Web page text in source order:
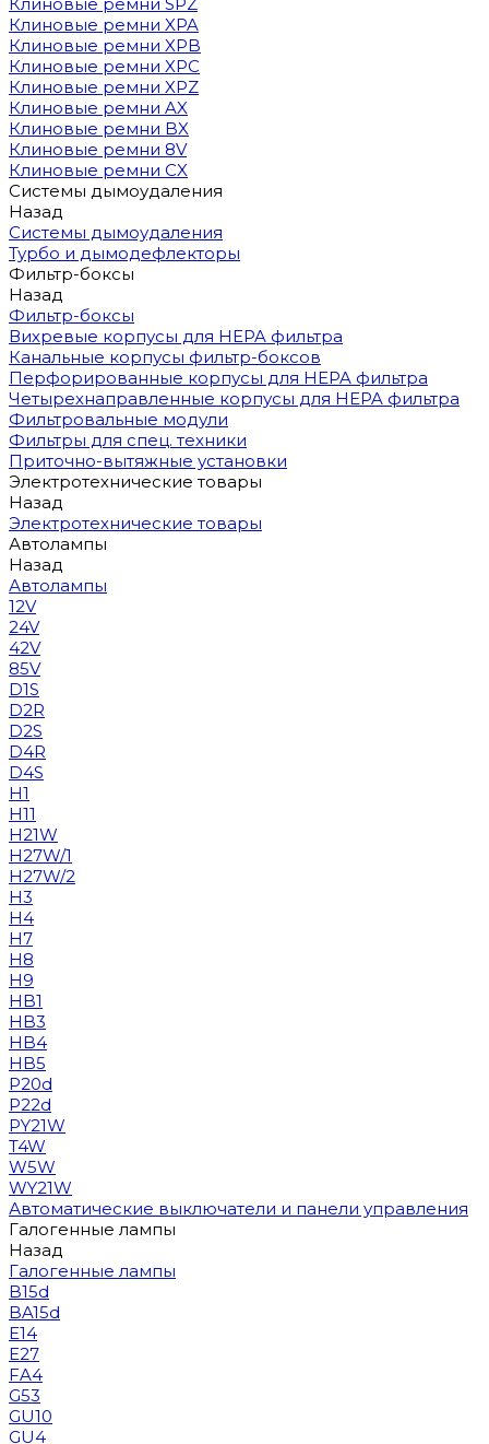
Клиновые ремни XPA
Клиновые ремни XPB
Клиновые ремни XPC
Клиновые ремни XPZ
Клиновые ремни AX
Клиновые ремни BX
Клиновые ремни 8V
Клиновые ремни CX
Системы дымоудаления
Назад
Системы дымоудаления
Турбо и дымодефлекторы
Фильтр-боксы
Назад
Фильтр-боксы
Вихревые корпусы для HEPA фильтра
Канальные корпусы фильтр-боксов
Перфорированные корпусы для HEPA фильтра
Четырехнаправленные корпусы для HEPA фильтра
Фильтровальные модули
Фильтры для спец. техники
Приточно-вытяжные установки
Электротехнические товары
Назад
Электротехнические товары
Автолампы
Назад
Автолампы
12V
24V
42V
85V
D1S
D2R
D2S
D4R
D4S
H1
H11
H21W
H27W/1
H27W/2
H3
H4
H7
H8
H9
HB1
HB3
HB4
HB5
P20d
P22d
PY21W
T4W
W5W
WY21W
Автоматические выключатели и панели управления
Галогенные лампы
Назад
Галогенные лампы
B15d
BA15d
E14
E27
FA4
G53
GU10
GU4